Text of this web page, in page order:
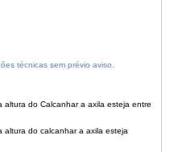
técnicas sem prévio aviso.
do Calcanhar a axila esteja entre
altura do calcanhar a axila esteja